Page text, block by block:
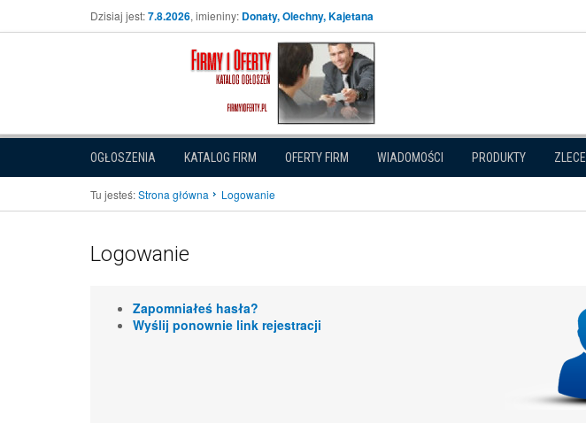
Dzisiaj jest:7.8.2026, imieniny: Donaty, Olechny, Kajetana
OGŁOSZENIA KATALOG FIRM OFERTY FIRM WIADOMOŚCI PRODUKTY
Tu jesteś:Strona główna Logowanie
Logowanie
Zapomniałeś hasła?
Wyślij ponownie link rejestracji